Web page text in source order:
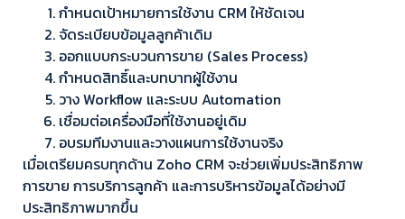
กำหนดเป้าหมายการใช้งาน CRM ให้ชัดเจน
จัดระเบียบข้อมูลลูกค้าเดิม
ออกแบบกระบวนการขาย (Sales Process)
กำหนดสิทธิ์และบทบาทผู้ใช้งาน
วาง Workflow และระบบ Automation
เชื่อมต่อเครื่องมือที่ใช้งานอยู่เดิม
อบรมทีมงานและวางแผนการใช้งานจริง
เมื่อเตรียมครบทุกด้าน Zoho CRM จะช่วยเพิ่มประสิทธิภาพ
การขาย การบริการลูกค้า และการบริหารข้อมูลได้อย่างมี
ประสิทธิภาพมากขึ้น